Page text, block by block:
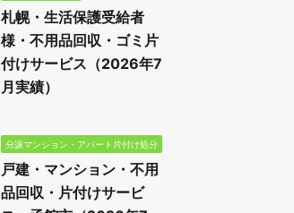
札幌・生活保護受給者
様・不用品回収・ゴミ片
付けサービス（2026年7
月実績）
分譲マンション・アパート片付け処分
戸建・マンション・不用
品回収・片付けサービ